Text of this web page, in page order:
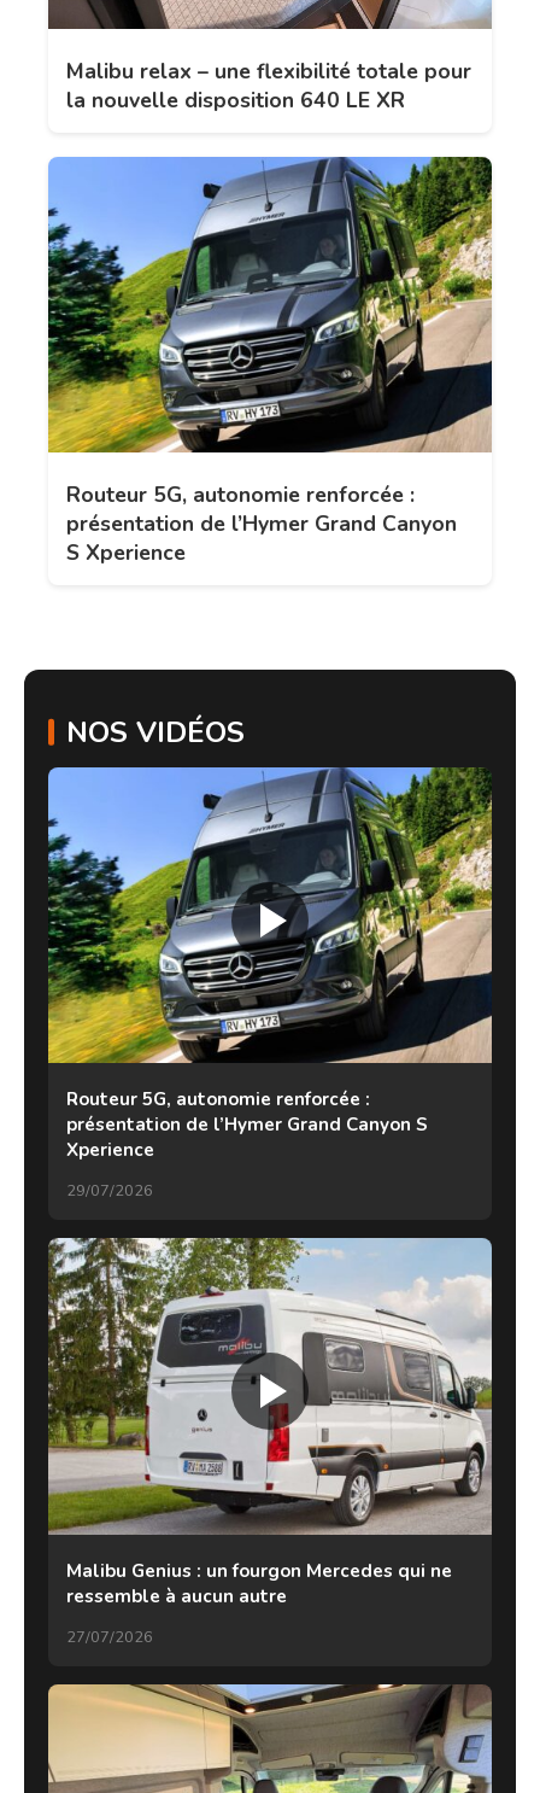
Malibu relax – une flexibilité totale pour
la nouvelle disposition 640 LE XR
Routeur 5G, autonomie renforcée :
présentation de l’Hymer Grand Canyon
S Xperience
NOS VIDÉOS
Routeur 5G, autonomie renforcée :
présentation de l’Hymer Grand Canyon S
Xperience
29/07/2026
Malibu Genius : un fourgon Mercedes qui ne
ressemble à aucun autre
27/07/2026